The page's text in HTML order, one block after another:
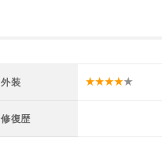
外装
修復歴